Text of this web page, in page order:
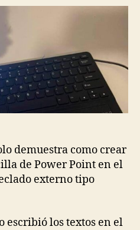
entrada
demuestra como crear
de Power Point en el
externo tipo
los textos en el